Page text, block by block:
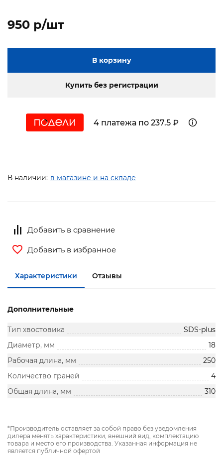
950 p/шт
В корзину
Купить без регистрации
4 платежа по 237.5 ₽
В наличии: в магазине и на складе
Добавить в сравнение
Добавить в избранное
Характеристики Отзывы
Дополнительные
Тип хвостовика
SDS-plus
Диаметр, мм
18
Рабочая длина, мм
250
Количество граней
4
Общая длина, мм
310
*Производитель оставляет за собой право без уведомления
дилера менять характеристики, внешний вид, комплектацию
товара и место его производства. Указанная информация не
является публичной офертой